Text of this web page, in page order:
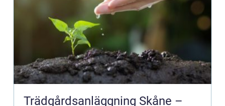
Trädgårdsanläggning Skåne –